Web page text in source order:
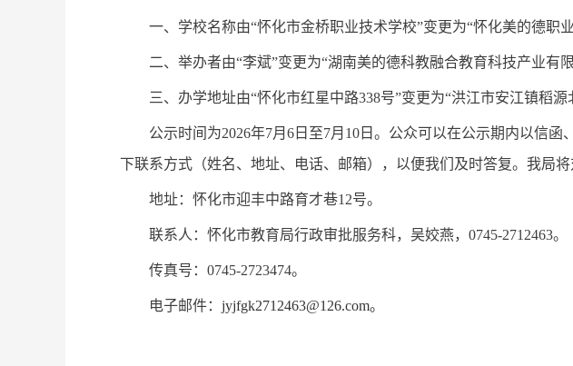
一、学校名称由“怀化市金桥职业技术学校”变更为“怀化美的德职业
二、举办者由“李斌”变更为“湖南美的德科教融合教育科技产业有限
三、办学地址由“怀化市红星中路338号”变更为“洪江市安江镇稻源
公示时间为2026年7月6日至7月10日。公众可以在公示期内以信
下联系方式（姓名、地址、电话、邮箱），以便我们及时答复。我局
地址：怀化市迎丰中路育才巷12号。
联系人：怀化市教育局行政审批服务科，吴姣燕，0745-2712463。
传真号：0745-2723474。
电子邮件： jyjfgk2712463@126.com。